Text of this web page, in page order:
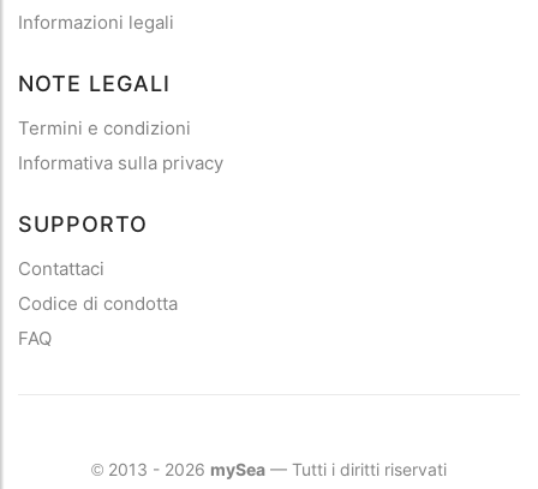
Informazioni legali
NOTE LEGALI
Termini e condizioni
Informativa sulla privacy
SUPPORTO
Contattaci
Codice di condotta
FAQ
© 2013 - 2026 mySea — Tutti i diritti riservati